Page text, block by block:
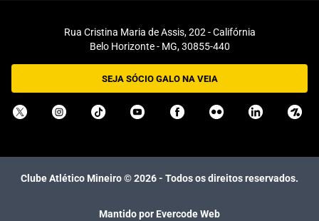
Rua Cristina Maria de Assis, 202 - Califórnia
Belo Horizonte - MG, 30855-440
SEJA SÓCIO GALO NA VEIA
Clube Atlético Mineiro ©2026- Todos os direitos reservados.
Mantido por Evercode Web